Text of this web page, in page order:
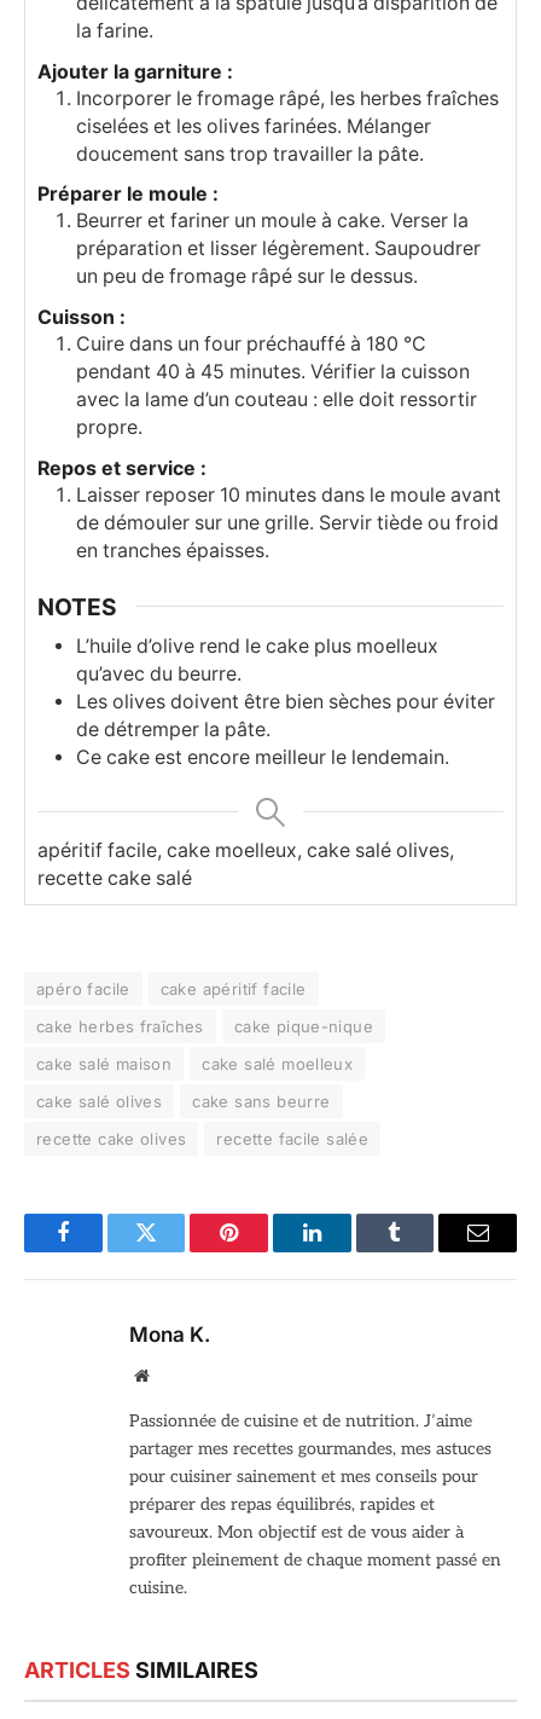
la farine.
Ajouter la garniture :
Incorporer le fromage râpé, les herbes fraîches
ciselées et les olives farinées. Mélanger
doucement sans trop travailler la pâte.
Préparer le moule :
Beurrer et fariner un moule à cake. Verser la
préparation et lisser légèrement. Saupoudrer
un peu de fromage râpé sur le dessus.
Cuisson :
Cuire dans un four préchauffé à 180 °C
pendant 40 à 45 minutes. Vérifier la cuisson
avec la lame d’un couteau : elle doit ressortir
propre.
Repos et service :
Laisser reposer 10 minutes dans le moule avant
de démouler sur une grille. Servir tiède ou froid
en tranches épaisses.
NOTES
L’huile d’olive rend le cake plus moelleux
qu’avec du beurre.
Les olives doivent être bien sèches pour éviter
de détremper la pâte.
Ce cake est encore meilleur le lendemain.
apéritif facile, cake moelleux, cake salé olives,
recette cake salé
apéro facile
cake apéritif facile
cake herbes fraîches
cake pique-nique
cake salé maison
cake salé moelleux
cake salé olives
cake sans beurre
recette cake olives
recette facile salée
FacebookTwitter Pinterest LinkedInTumblr Email
Mona K.
Site
Passionnée de cuisine et de nutrition. J’aime
partager mes recettes gourmandes, mes astuces
pour cuisiner sainement et mes conseils pour
préparer des repas équilibrés, rapides et
savoureux. Mon objectif est de vous aider à
profiter pleinement de chaque moment passé en
cuisine.
ARTICLES SIMILAIRES